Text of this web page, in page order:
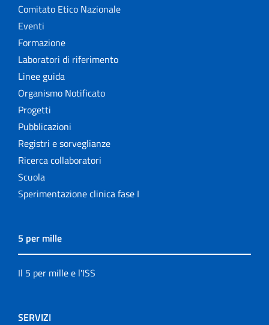
Comitato Etico Nazionale
Eventi
Formazione
Laboratori di riferimento
Linee guida
Organismo Notificato
Progetti
Pubblicazioni
Registri e sorveglianze
Ricerca collaboratori
Scuola
Sperimentazione clinica fase I
5 per mille
Il 5 per mille e l'ISS
SERVIZI